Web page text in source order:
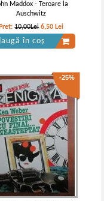
Maddox - Teroare la
Auschwitz
Pret:10,00Lei 6,50 Lei
în coș
-25%